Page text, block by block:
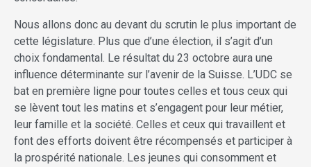
Nous allons donc au devant du scrutin le plus important de
cette législature. Plus que d’une élection, il s’agit d’un
choix fondamental. Le résultat du 23 octobre aura une
influence déterminante sur l’avenir de la Suisse. L’UDC se
bat en première ligne pour toutes celles et tous ceux qui
se lèvent tout les matins et s’engagent pour leur métier,
leur famille et la société. Celles et ceux qui travaillent et
font des efforts doivent être récompensés et participer à
la prospérité nationale. Les jeunes qui consomment et